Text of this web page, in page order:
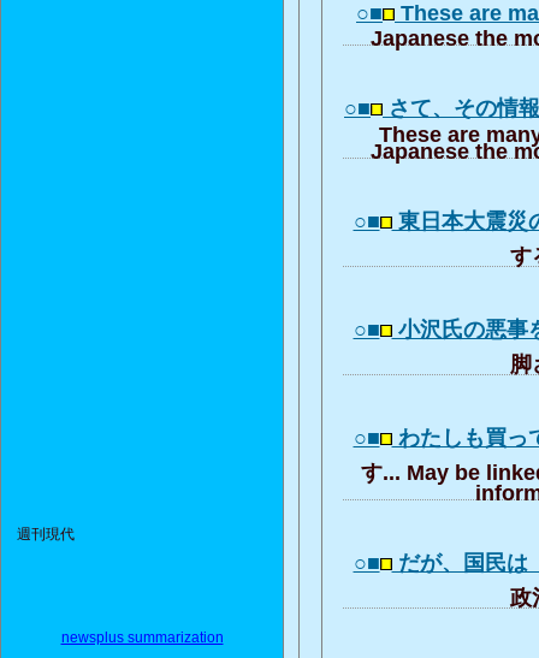
週刊現代
newsplus summarization
○■ These are
Japanese the
○■ さて、その情
These are
Japanese the
○■ 東日本大震
す
○■ 小沢氏の悪
脚
○■ わたしも買
す... May be
○■ だが、国民
政